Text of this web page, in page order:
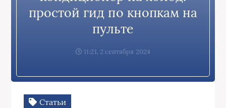
простой гид по кнопкам на
пульте
11:21, 2 сентября 2024
Статьи